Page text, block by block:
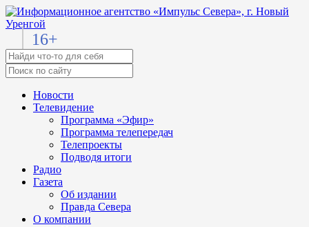
16+
Новости
Телевидение
Программа «Эфир»
Программа телепередач
Телепроекты
Подводя итоги
Радио
Газета
Об издании
Правда Севера
О компании